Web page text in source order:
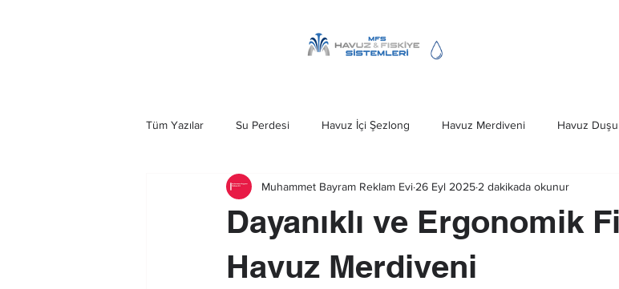
Tüm Yazılar Su Perdesi Havuz İçi Şezlong Havuz Merdiveni Havuz Duşu
Havuz Şelalesi Kobra Şelale Deniz Merdivenleri Havuz Kapağı
Ankara Su Perdesi Havuz Merdiveni Ankara Havuz Fıskiye Sistemleri
Dayanıklı ve Ergonomik
Havuz Merdiveni
Muhammet Bayram Reklam Evi 26 Eyl 2025 2 dakikada okunur